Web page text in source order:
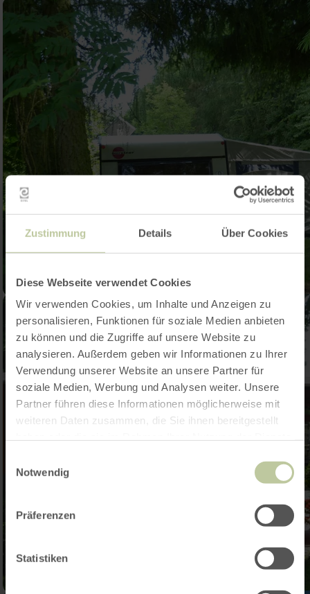
Zustimmung Details Über Cookies
Diese Webseite verwendet Cookies
Wir verwenden Cookies, um Inhalte und Anzeigen zu
personalisieren, Funktionen für soziale Medien anbieten
zu können und die Zugriffe auf unsere Website zu
analysieren. Außerdem geben wir Informationen zu Ihrer
Verwendung unserer Website an unsere Partner für
soziale Medien, Werbung und Analysen weiter. Unsere
Partner führen diese Informationen möglicherweise mit
weiteren Daten zusammen, die Sie ihnen bereitgestellt
Notwendig
Präferenzen
Statistiken